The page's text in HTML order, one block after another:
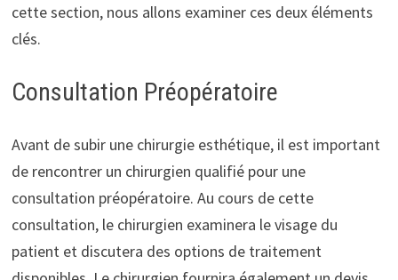
cette section, nous allons examiner ces deux éléments
clés.
Consultation Préopératoire
Avant de subir une chirurgie esthétique, il est important
de rencontrer un chirurgien qualifié pour une
consultation préopératoire. Au cours de cette
consultation, le chirurgien examinera le visage du
patient et discutera des options de traitement